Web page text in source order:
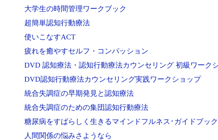
大学生の時間管理ワークブック
超簡単認知行動療法
使いこなすACT
疲れを癒やすセルフ・コンパッション
DVD 認知療法・認知行動療法カウンセリング 初級ワーク
DVD認知行動療法カウンセリング実践ワークショップ
統合失調症の早期発見と認知療法
統合失調症のための集団認知行動療法
糖尿病をすばらしく生きるマインドフルネス･ガイドブック
人間関係の悩みさようなら